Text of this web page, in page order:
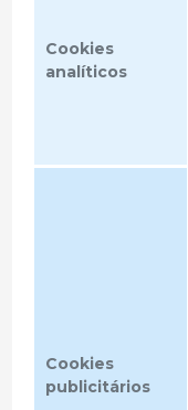
Cookies
analíticos
Cookies
publicitários